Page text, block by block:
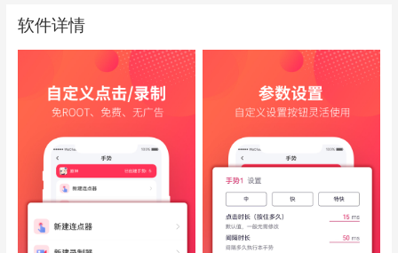
软件详情